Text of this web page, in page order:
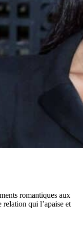
romantiques aux
relation qui l’apaise et